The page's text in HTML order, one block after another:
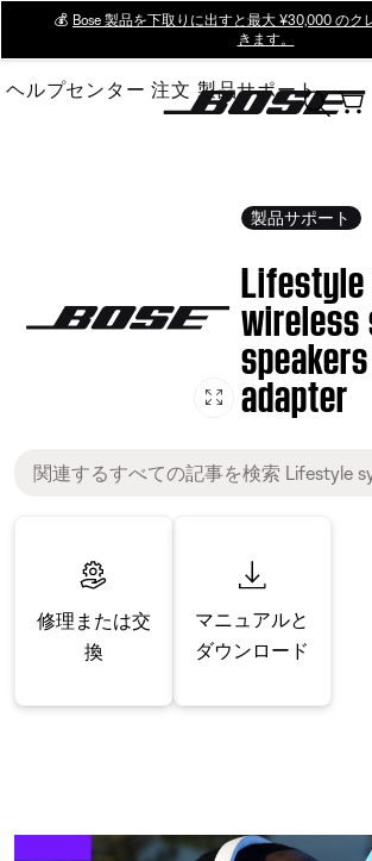
Main
💰 Bose 製品を下取りに出すと最大 ¥30,000 のク
きます。
ヘルプセンター 注文 製品サポート
製品サポート
wireless
adapter
修理または交
換
マニュアルと
ダウンロード